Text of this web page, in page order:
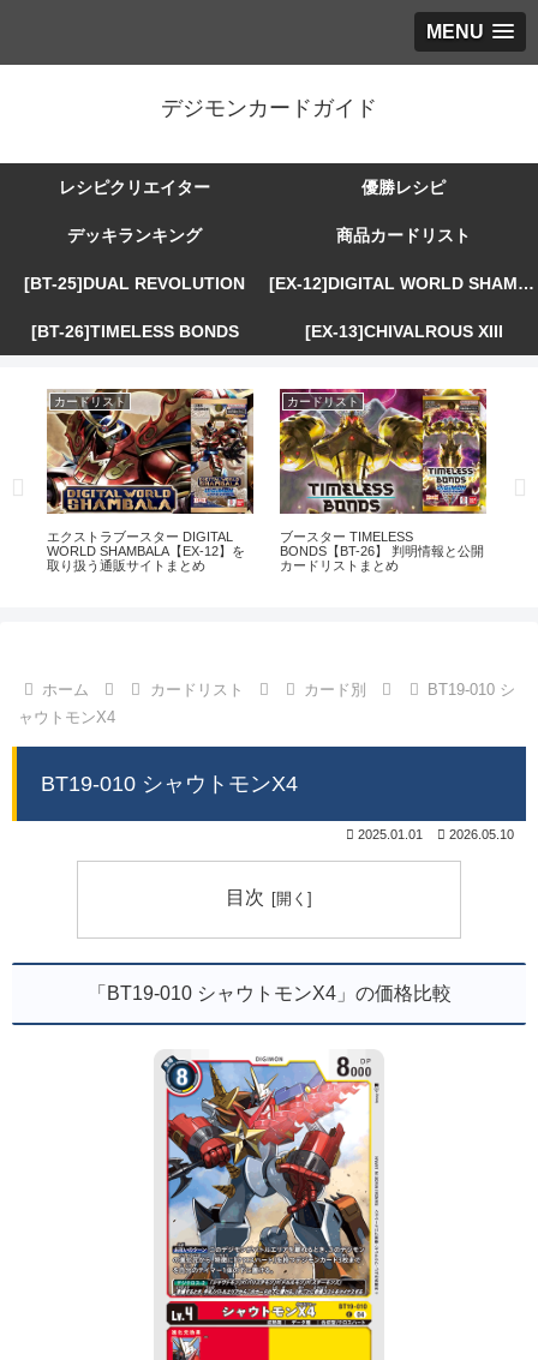
MENU
デジモンカードガイド
レシピクリエイター 優勝レシピ
デッキランキング 商品カードリスト
[BT-25]DUAL REVOLUTION [EX-12]DIGITAL WORLD SHAMBALA
[BT-26]TIMELESS BONDS [EX-13]CHIVALROUS XIII
カードリスト
エクストラブースター DIGITAL
WORLD SHAMBALA【EX-12】を
取り扱う通販サイトまとめ
カードリスト
ブースター TIMELESS
BONDS【BT-26】 判明情報と公開
カードリストまとめ
ホーム カードリスト カード別
BT19-010 シ
ャウトモンX4
BT19-010 シャウトモンX4
2025.01.01 2026.05.10
目次
「BT19-010 シャウトモンX4」の価格比較